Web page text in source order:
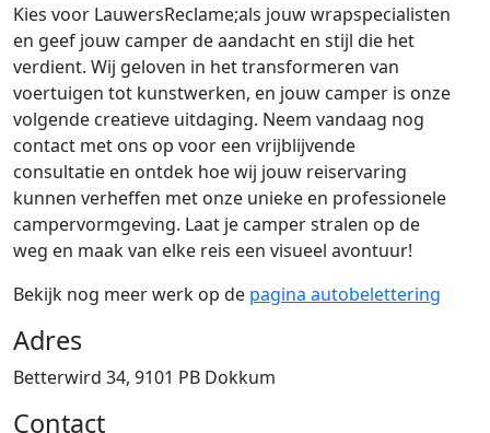
Kies voor LauwersReclame;als jouw wrapspecialisten
en geef jouw camper de aandacht en stijl die het
verdient. Wij geloven in het transformeren van
voertuigen tot kunstwerken, en jouw camper is onze
volgende creatieve uitdaging. Neem vandaag nog
contact met ons op voor een vrijblijvende
consultatie en ontdek hoe wij jouw reiservaring
kunnen verheffen met onze unieke en professionele
campervormgeving. Laat je camper stralen op de
weg en maak van elke reis een visueel avontuur!
Bekijk nog meer werk op de pagina autobelettering
Adres
Betterwird 34, 9101 PB Dokkum
Contact